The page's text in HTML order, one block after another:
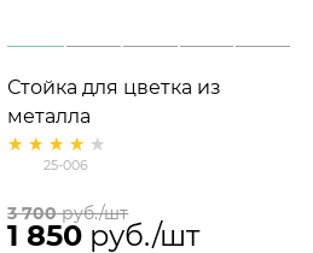
Стойка для цветка из
металла
25-006
3 700 руб./шт
1 850 руб./шт